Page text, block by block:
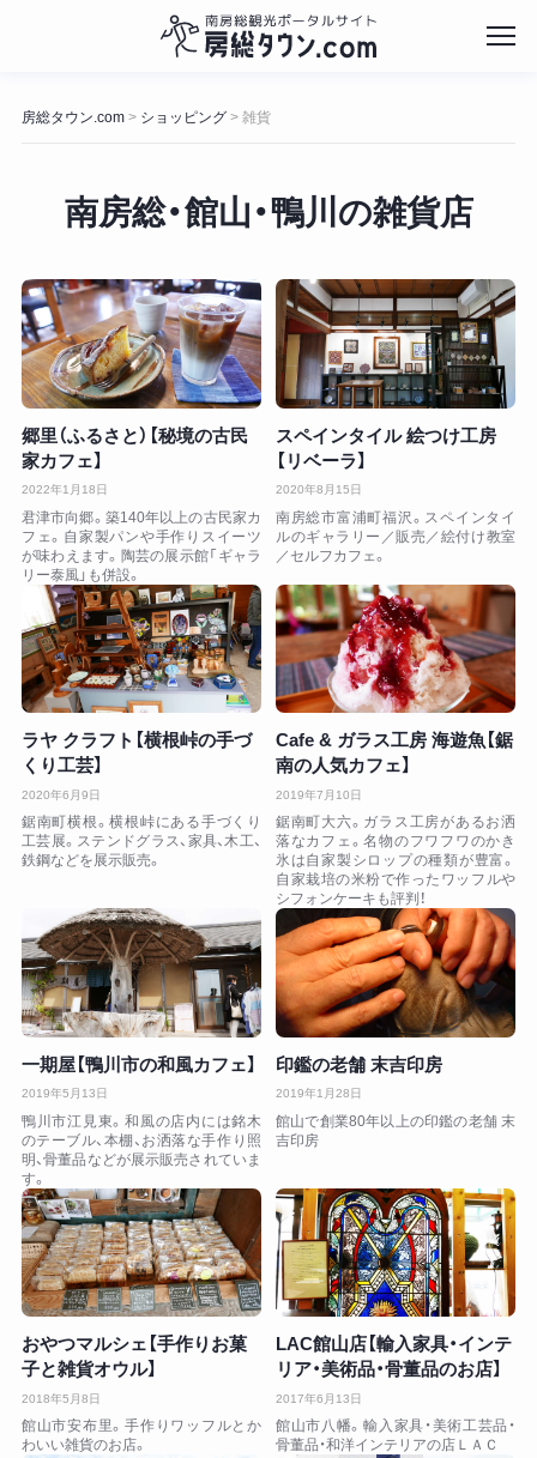
ン
ッ
プ
房総タウン.com> ショッピング> 雑貨
南房総・館山・鴨川の雑貨店
郷里（ふるさと）【秘境の古民
家カフェ】
2022年1月18日
君津市向郷。築140年以上の古民家カ
フェ。自家製パンや手作りスイーツ
が味わえます。陶芸の展示館「ギャラ
リー泰風」も併設。
スペインタイル 絵つけ工房
【リベーラ】
2020年8月15日
南房総市富浦町福沢。スペインタイ
ルのギャラリー／販売／絵付け教室
／セルフカフェ。
ラヤ クラフト【横根峠の手づ
くり工芸】
2020年6月9日
鋸南町横根。横根峠にある手づくり
工芸展。ステンドグラス、家具、木工、
鉄鋼などを展示販売。
Cafe & ガラス工房 海遊魚【鋸
南の人気カフェ】
2019年7月10日
鋸南町大六。ガラス工房があるお洒
落なカフェ。名物のフワフワのかき
氷は自家製シロップの種類が豊富。
自家栽培の米粉で作ったワッフルや
シフォンケーキも評判！
一期屋【鴨川市の和風カフェ】
2019年5月13日
鴨川市江見東。和風の店内には銘木
のテーブル、本棚、お洒落な手作り照
明、骨董品などが展示販売されていま
す。
印鑑の老舗 末吉印房
2019年1月28日
館山で創業80年以上の印鑑の老舗 末
吉印房
おやつマルシェ【手作りお菓
子と雑貨オウル】
2018年5月8日
館山市安布里。手作りワッフルとか
わいい雑貨のお店。
LAC館山店【輸入家具・インテ
リア・美術品・骨董品のお店】
2017年6月13日
館山市八幡。輸入家具・美術工芸品・
骨董品・和洋インテリアの店ＬＡＣ